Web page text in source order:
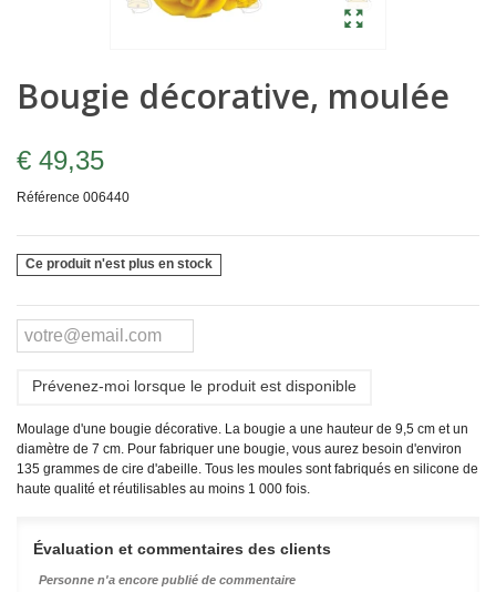
Bougie décorative, moulée
€ 49,35
Référence 006440
Ce produit n'est plus en stock
Prévenez-moi lorsque le produit est disponible
Moulage d'une bougie décorative. La bougie a une hauteur de 9,5 cm et un
diamètre de 7 cm. Pour fabriquer une bougie, vous aurez besoin d'environ
135 grammes de cire d'abeille. Tous les moules sont fabriqués en silicone de
haute qualité et réutilisables au moins 1 000 fois.
Évaluation et commentaires des clients
Personne n'a encore publié de commentaire